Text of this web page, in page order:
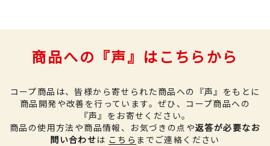
商品への『声』はこちらから
コープ商品は、皆様から寄せられた商品への『声』をもとに
商品開発や改善を行っています。 ぜひ、コープ商品への
『声』をお寄せください。
商品の使用方法や商品情報、お気づきの点や返答が必要なお
問い合わせは こちら までご連絡ください